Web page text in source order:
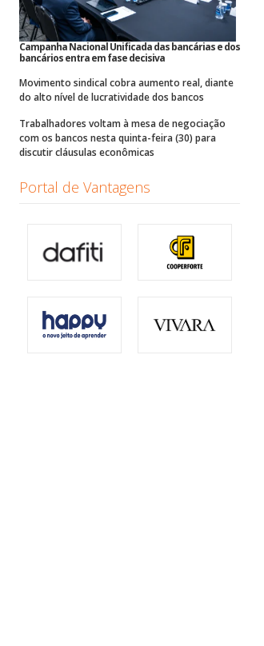
Campanha Nacional Unificada das bancárias e dos
bancários entra em fase decisiva
Movimento sindical cobra aumento real, diante
do alto nível de lucratividade dos bancos
Trabalhadores voltam à mesa de negociação
com os bancos nesta quinta-feira (30) para
discutir cláusulas econômicas
Portal de Vantagens